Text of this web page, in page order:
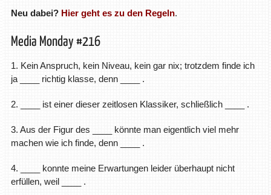
Neu dabei? Hier geht es zu den Regeln.
Media Monday #216
1. Kein Anspruch, kein Niveau, kein gar nix; trotzdem finde ich
ja ____ richtig klasse, denn ____ .
2. ____ ist einer dieser zeitlosen Klassiker, schließlich ____ .
3. Aus der Figur des ____ könnte man eigentlich viel mehr
machen wie ich finde, denn ____ .
4. ____ konnte meine Erwartungen leider überhaupt nicht
erfüllen, weil ____ .